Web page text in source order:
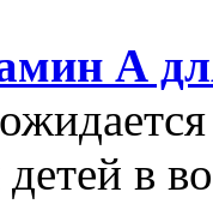
А
в